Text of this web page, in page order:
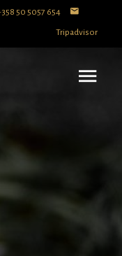
50 5057 654
Tripadvisor